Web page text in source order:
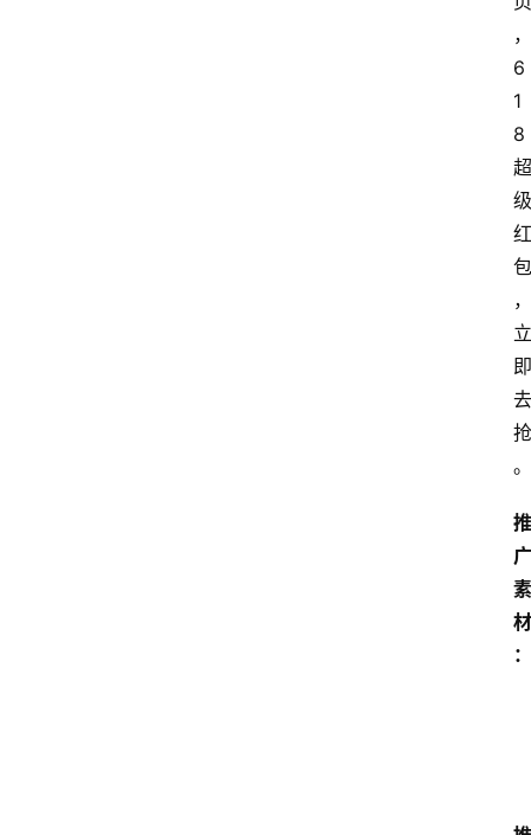
，
6
1
8
超
级
红
包
，
立
即
去
抢
。
推
广
素
材
：